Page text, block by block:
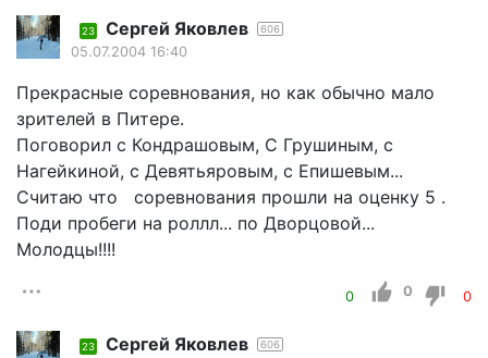
23 Сергей Яковлев 606
05.07.2004 16:40
Прекрасные соревнования, но как обычно мало
зрителей в Питере.
Поговорил с Кондрашовым, С Грушиным, с
Нагейкиной, с Девятьяровым, с Епишевым...
Считаю что соревнования прошли на оценку 5 .
Поди пробеги на роллл... по Дворцовой...
Молодцы!!!!
0 0 0
23 Сергей Яковлев 606